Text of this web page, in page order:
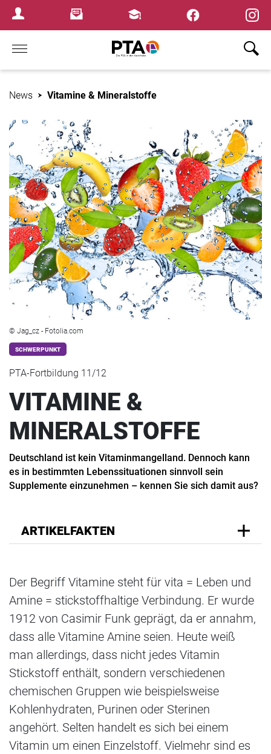
Login MenuNewsletterFortbildungen
Home
News Vitamine & Mineralstoffe
© Jag_cz - Fotolia.com
SCHWERPUNKT
PTA-Fortbildung 11/12
VITAMINE &
MINERALSTOFFE
Deutschland ist kein Vitaminmangelland. Dennoch kann
es in bestimmten Lebenssituationen sinnvoll sein
Supplemente einzunehmen – kennen Sie sich damit aus?
ARTIKELFAKTEN
Der Begriff Vitamine steht für vita = Leben und
Amine = stickstoffhaltige Verbindung. Er wurde
1912 von Casimir Funk geprägt, da er annahm,
dass alle Vitamine Amine seien. Heute weiß
man allerdings, dass nicht jedes Vitamin
Stickstoff enthält, sondern verschiedenen
chemischen Gruppen wie beispielsweise
Kohlenhydraten, Purinen oder Sterinen
angehört. Selten handelt es sich bei einem
Vitamin um einen Einzelstoff. Vielmehr sind es
×